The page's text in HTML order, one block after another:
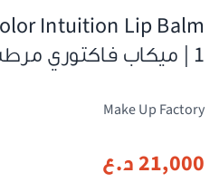
Intuition Lip Balm
1 | ميكاب فاكتوري مرطب شفاه 1
Make Up Factory
21,000د.ع